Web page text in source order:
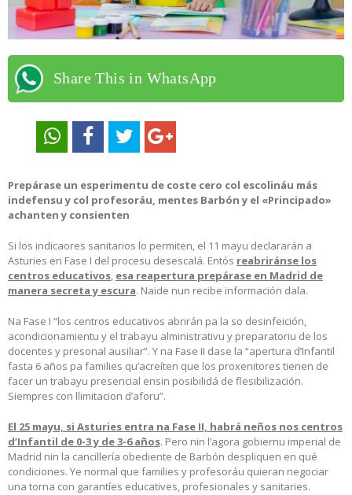
Share This in WhatsApp
Prepárase un esperimentu de coste cero col escolináu más
indefensu y col profesoráu, mentes Barbón y el «Principado»
achanten y consienten
Si los indicaores sanitarios lo permiten, el 11 mayu declararán a
Asturies en Fase I del procesu desescalá. Entós reabriránse los
centros educativos, esa reapertura prepárase en Madrid de
manera secreta y escura. Naide nun recibe información dala.
Na Fase I “los centros educativos abrirán pa la so desinfeición,
acondicionamientu y el trabayu alministrativu y preparatoriu de los
docentes y presonal ausiliar”. Y na Fase II dase la “apertura d’Infantil
fasta 6 años pa families qu’acreíten que los proxenitores tienen de
facer un trabayu presencial ensin posibilidá de flesibilización.
Siempres con llimitacion d’aforu”.
El 25 mayu, si Asturies entra na Fase II, habrá neños nos centros
d’Infantil de 0-3 y de 3-6 años. Pero nin l’agora gobiernu imperial de
Madrid nin la cancillería obediente de Barbón despliquen en qué
condiciones. Ye normal que families y profesoráu quieran negociar
una torna con garantíes educatives, profesionales y sanitaries.